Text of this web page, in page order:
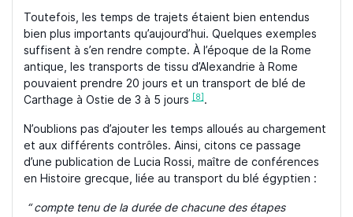
Toutefois, les temps de trajets étaient bien entendus
bien plus importants qu’aujourd’hui. Quelques exemples
suffisent à s’en rendre compte. À l’époque de la Rome
antique, les transports de tissu d’Alexandrie à Rome
pouvaient prendre 20 jours et un transport de blé de
Carthage à Ostie de 3 à 5 jours [8].
N’oublions pas d’ajouter les temps alloués au chargement
et aux différents contrôles. Ainsi, citons ce passage
d’une publication de Lucia Rossi, maître de conférences
en Histoire grecque, liée au transport du blé égyptien :
“ compte tenu de la durée de chacune des étapes